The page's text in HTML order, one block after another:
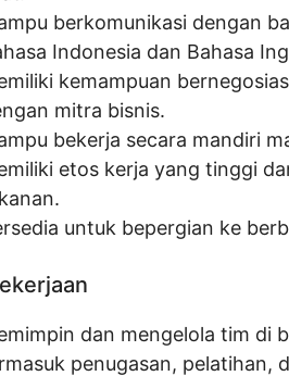
berkomunikasi dengan
Indonesia dan Bahasa
kemampuan
mitra bisnis.
bekerja secara mandiri
etos kerja yang tinggi
untuk bepergian ke
dan mengelola tim di
penugasan, pelatihan,